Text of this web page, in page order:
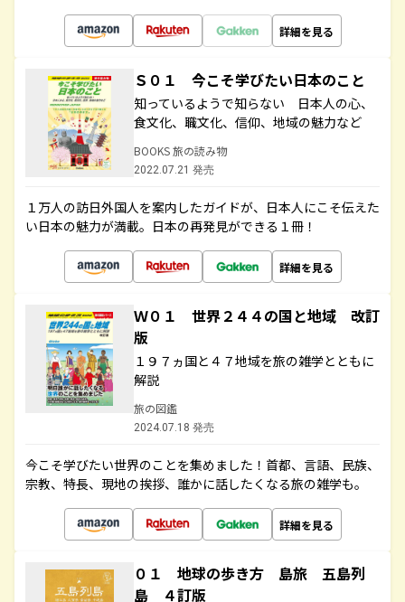
詳細を見る
Ｓ０１ 今こそ学びたい日本のこと
知っているようで知らない 日本人の心、
食文化、職文化、信仰、地域の魅力など
BOOKS 旅の読み物
2022.07.21 発売
１万人の訪日外国人を案内したガイドが、日本人にこそ伝えた
い日本の魅力が満載。日本の再発見ができる１冊！
詳細を見る
Ｗ０１ 世界２４４の国と地域 改訂
版
１９７ヵ国と４７地域を旅の雑学とともに
解説
旅の図鑑
2024.07.18 発売
今こそ学びたい世界のことを集めました！首都、言語、民族、
宗教、特長、現地の挨拶、誰かに話したくなる旅の雑学も。
詳細を見る
０１ 地球の歩き方 島旅 五島列
島 ４訂版